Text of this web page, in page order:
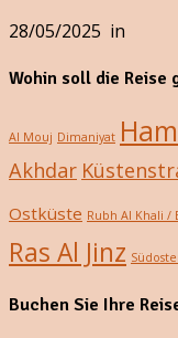
28/05/2025 in
Wohin soll die Reise
Al Mouj Dimaniyat
Akhdar
Ostküste Rubh Al Khali /
Ras Al Jinz
Buchen Sie Ihre